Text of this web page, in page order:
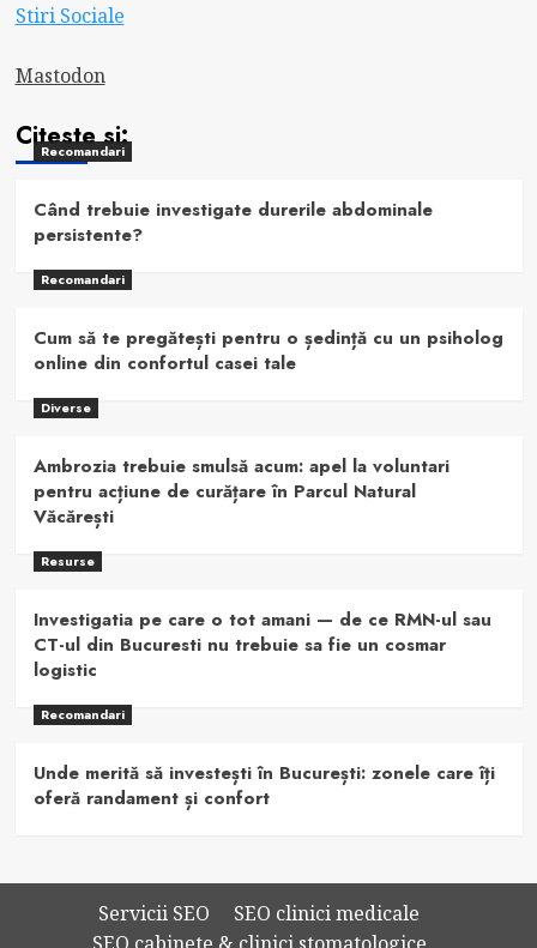
Stiri Sociale
Mastodon
Citeste si:
Recomandari
Când trebuie investigate durerile abdominale
persistente?
Recomandari
Cum să te pregătești pentru o ședință cu un psiholog
online din confortul casei tale
Diverse
Ambrozia trebuie smulsă acum: apel la voluntari
pentru acțiune de curățare în Parcul Natural
Văcărești
Resurse
Investigatia pe care o tot amani — de ce RMN-ul sau
CT-ul din Bucuresti nu trebuie sa fie un cosmar
logistic
Recomandari
Unde merită să investești în București: zonele care îți
oferă randament și confort
Servicii SEO
SEO clinici medicale